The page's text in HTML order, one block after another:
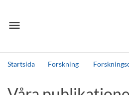
menu
Meny
Startsida Forskning